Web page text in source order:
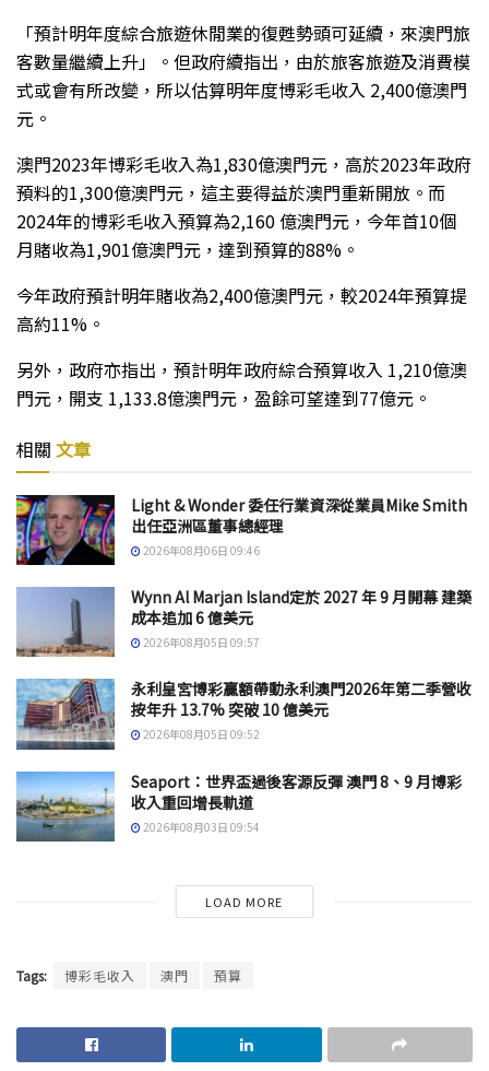
「預計明年度綜合旅遊休閒業的復甦勢頭可延續，來澳門旅
客數量繼續上升」。但政府續指出，由於旅客旅遊及消費模
式或會有所改變，所以估算明年度博彩毛收入 2,400億澳門
元。
澳門2023年博彩毛收入為1,830億澳門元，高於2023年政府
預料的1,300億澳門元，這主要得益於澳門重新開放。而
2024年的博彩毛收入預算為2,160 億澳門元，今年首10個
月賭收為1,901億澳門元，達到預算的88%。
今年政府預計明年賭收為2,400億澳門元，較2024年預算提
高約11%。
另外，政府亦指出，預計明年政府綜合預算收入 1,210億澳
門元，開支 1,133.8億澳門元，盈餘可望達到77億元。
相關 文章
Light & Wonder 委任行業資深從業員Mike Smith
出任亞洲區董事總經理
2026年08月06日 09:46
Wynn Al Marjan Island定於 2027 年 9 月開幕 建築
成本追加 6 億美元
2026年08月05日 09:57
永利皇宮博彩贏額帶動永利澳門2026年第二季營收
按年升 13.7% 突破 10 億美元
2026年08月05日 09:52
Seaport：世界盃過後客源反彈 澳門 8、9 月博彩
收入重回增長軌道
2026年08月03日 09:54
LOAD MORE
Tags: 博彩毛收入 澳門 預算